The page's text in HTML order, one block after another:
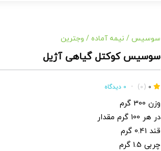
سوسیس / نیمه آماده / وجترین
سوسیس کوکتل گیاهی آژیل
0
(0)
• 0 دیدگاه
وزن 300 گرم
در هر 100 گرم مقدار
قند 0.41 گرم
چربی 1.5 گرم